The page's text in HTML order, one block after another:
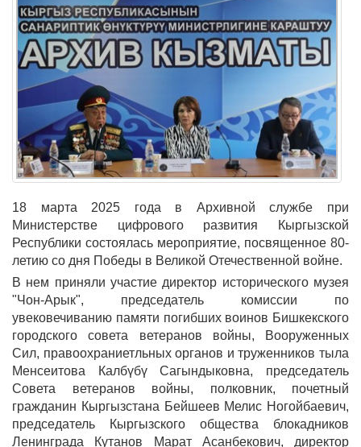
18 марта 2025 года в Архивной службе при
Министерстве цифрового развития Кыргызской
Республики состоялась мероприятие, посвященное 80-
летию со дня Победы в Великой Отечественной войне.
В нем приняли участие директор исторического музея
"Чон-Арык", председатель комиссии по
увековечиванию памяти погибших воинов Бишкекского
городского совета ветеранов войны, Вооруженных
Сил, правоохраниетльных органов и труженников тыла
Менсеитова Калбүбү Сагындыковна, председатель
Совета ветеранов войны, полковник, почетный
гражданин Кыргызстана Бейшеев Мелис Ногойбаевич,
председатель Кыргызского общества блокадников
Ленинграда Кутанов Марат Асанбекович, директор